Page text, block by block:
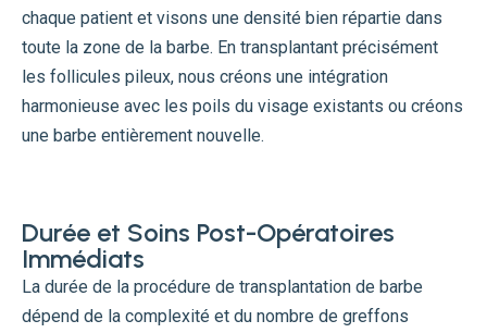
chaque patient et visons une densité bien répartie dans
toute la zone de la barbe. En transplantant précisément
les follicules pileux, nous créons une intégration
harmonieuse avec les poils du visage existants ou créons
une barbe entièrement nouvelle.
Durée et Soins Post-Opératoires
Immédiats
La durée de la procédure de transplantation de barbe
dépend de la complexité et du nombre de greffons